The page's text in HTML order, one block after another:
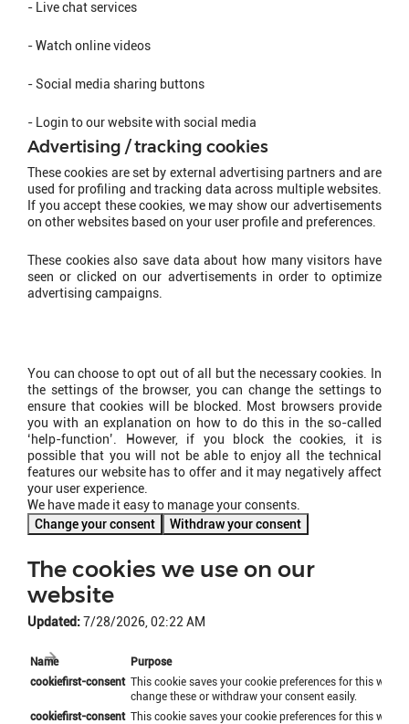
- Live chat services
- Watch online videos
- Social media sharing buttons
- Login to our website with social media
Advertising / tracking cookies
These cookies are set by external advertising partners and are
used for profiling and tracking data across multiple websites.
If you accept these cookies, we may show our advertisements
on other websites based on your user profile and preferences.
These cookies also save data about how many visitors have
seen or clicked on our advertisements in order to optimize
advertising campaigns.
You can choose to opt out of all but the necessary cookies. In
the settings of the browser, you can change the settings to
ensure that cookies will be blocked. Most browsers provide
you with an explanation on how to do this in the so-called
‘help-function’. However, if you block the cookies, it is
possible that you will not be able to enjoy all the technical
features our website has to offer and it may negatively affect
your user experience.
We have made it easy to manage your consents.
Change your consent
Withdraw your consent
The cookies we use on our
website
Updated:7/28/2026, 02:22 AM
Name
Purpose
cookiefirst-consent This cookie saves your cookie preferences for this
change these or withdraw your consent easily.
cookiefirst-consent This cookie saves your cookie preferences for this